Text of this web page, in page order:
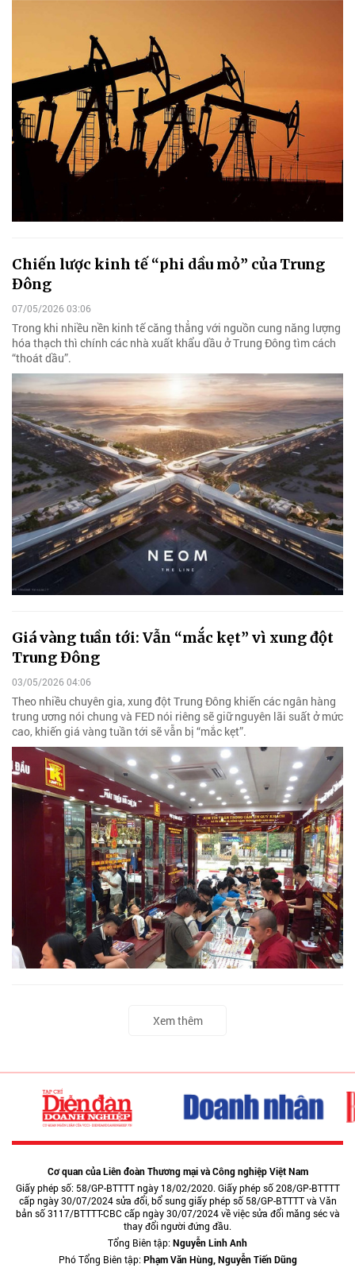
Chiến lược kinh tế “phi dầu mỏ” của Trung
Đông
07/05/2026 03:06
Trong khi nhiều nền kinh tế căng thẳng với nguồn cung năng lượng
hóa thạch thì chính các nhà xuất khẩu dầu ở Trung Đông tìm cách
“thoát dầu”.
Giá vàng tuần tới: Vẫn “mắc kẹt” vì xung đột
Trung Đông
03/05/2026 04:06
Theo nhiều chuyên gia, xung đột Trung Đông khiến các ngân hàng
trung ương nói chung và FED nói riêng sẽ giữ nguyên lãi suất ở mức
cao, khiến giá vàng tuần tới sẽ vẫn bị “mắc kẹt”.
Xem thêm
Cơ quan của Liên đoàn Thương mại và Công nghiệp Việt Nam
Giấy phép số: 58/GP-BTTTT ngày 18/02/2020. Giấy phép số 208/GP-BTTTT
cấp ngày 30/07/2024 sửa đổi, bổ sung giấy phép số 58/GP-BTTTT và Văn
bản số 3117/BTTTT-CBC cấp ngày 30/07/2024 về việc sửa đổi măng séc và
thay đổi người đứng đầu.
Tổng Biên tập:Nguyễn Linh Anh
Phó Tổng Biên tập:Phạm Văn Hùng, Nguyễn Tiến Dũng